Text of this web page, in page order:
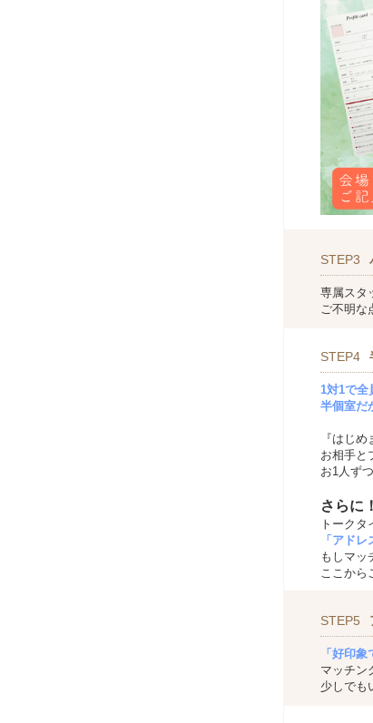
STEP3
専属スタ
ご不明な
STEP4
1対1で全
半個室だ
『はじ
お相手と
お1人ず
さらに！
トーク
「アドレ
もしマッ
ここから
STEP5
「好印
マッチン
少しでも